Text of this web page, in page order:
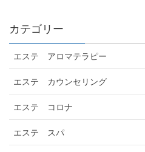
カテゴリー
エステ アロマテラピー
エステ カウンセリング
エステ コロナ
エステ スパ